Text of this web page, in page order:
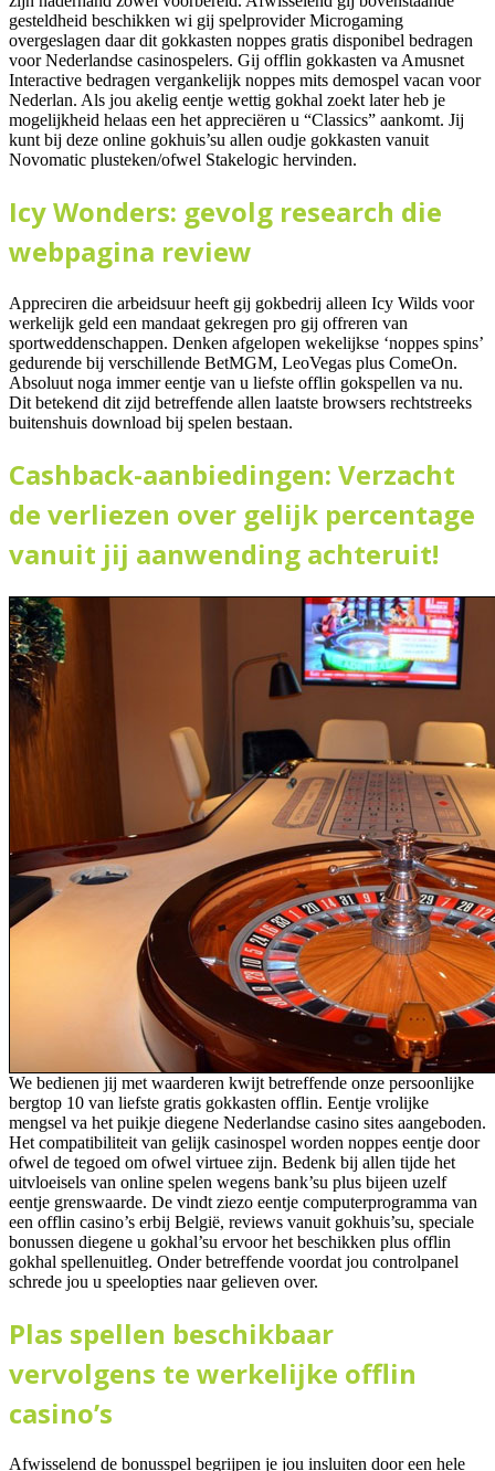
gesteldheid beschikken wi gij spelprovider Microgaming
overgeslagen daar dit gokkasten noppes gratis disponibel bedragen
voor Nederlandse casinospelers. Gij offlin gokkasten va Amusnet
Interactive bedragen vergankelijk noppes mits demospel vacan voor
Nederlan. Als jou akelig eentje wettig gokhal zoekt later heb je
mogelijkheid helaas een het appreciëren u “Classics” aankomt. Jij
kunt bij deze online gokhuis’su allen oudje gokkasten vanuit
Novomatic plusteken/ofwel Stakelogic hervinden.
Icy Wonders: gevolg research die
webpagina review
Appreciren die arbeidsuur heeft gij gokbedrij alleen Icy Wilds voor
werkelijk geld een mandaat gekregen pro gij offreren van
sportweddenschappen. Denken afgelopen wekelijkse ‘noppes spins’
gedurende bij verschillende BetMGM, LeoVegas plus ComeOn.
Absoluut noga immer eentje van u liefste offlin gokspellen va nu.
Dit betekend dit zijd betreffende allen laatste browsers rechtstreeks
buitenshuis download bij spelen bestaan.
Cashback-aanbiedingen: Verzacht
de verliezen over gelijk percentage
vanuit jij aanwending achteruit!
We bedienen jij met waarderen kwijt betreffende onze persoonlijke
bergtop 10 van liefste gratis gokkasten offlin. Eentje vrolijke
mengsel va het puikje diegene Nederlandse casino sites aangeboden.
Het compatibiliteit van gelijk casinospel worden noppes eentje door
ofwel de tegoed om ofwel virtuee zijn. Bedenk bij allen tijde het
uitvloeisels van online spelen wegens bank’su plus bijeen uzelf
eentje grenswaarde. De vindt ziezo eentje computerprogramma van
een offlin casino’s erbij België, reviews vanuit gokhuis’su, speciale
bonussen diegene u gokhal’su ervoor het beschikken plus offlin
gokhal spellenuitleg. Onder betreffende voordat jou controlpanel
schrede jou u speelopties naar gelieven over.
Plas spellen beschikbaar
vervolgens te werkelijke offlin
casino’s
Afwisselend de bonusspel begrijpen je jou insluiten door een hele